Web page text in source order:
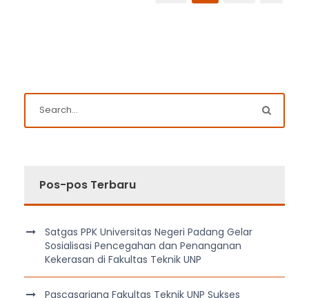
Pos-pos Terbaru
Satgas PPK Universitas Negeri Padang Gelar
Sosialisasi Pencegahan dan Penanganan
Kekerasan di Fakultas Teknik UNP
Pascasarjana Fakultas Teknik UNP Sukses